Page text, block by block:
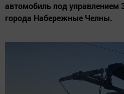
автомобиль под управлением
города Набережные Челны.